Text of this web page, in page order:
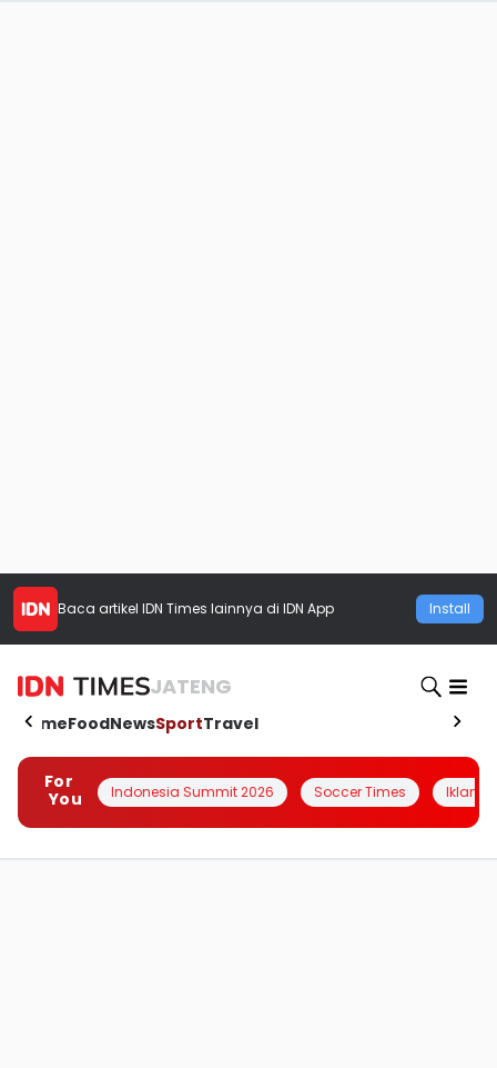
Baca artikel IDN Times lainnya di IDN App Install
JATENG
HomeFoodNewsSportTravel
For
You
Indonesia Summit 2026 Soccer Times Iklanin